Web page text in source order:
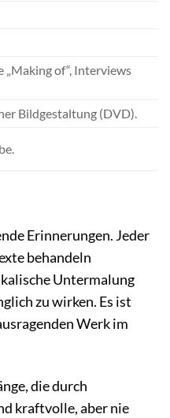
of“, Interviews
Bildgestaltung (DVD).
Erinnerungen. Jeder
behandeln
Untermalung
zu wirken. Es ist
Werk im
die durch
kraftvolle, aber nie